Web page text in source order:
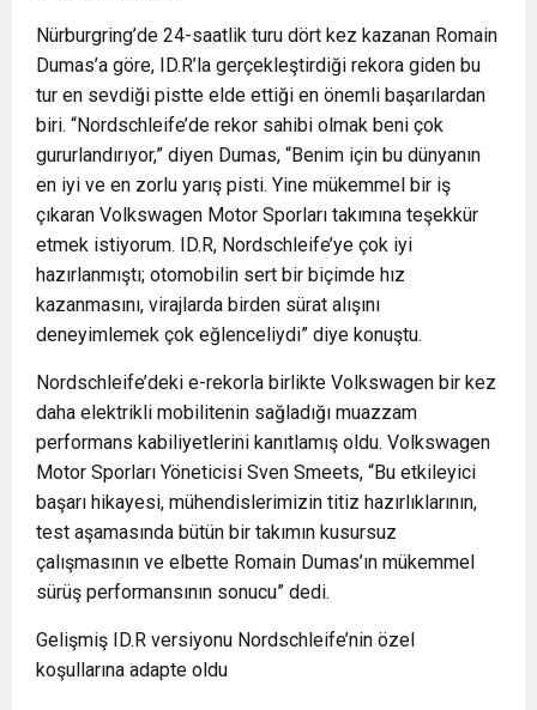
Nürburgring’de 24-saatlik turu dört kez kazanan Romain
Dumas’a göre, ID.R’la gerçekleştirdiği rekora giden bu
tur en sevdiği pistte elde ettiği en önemli başarılardan
biri. “Nordschleife’de rekor sahibi olmak beni çok
gururlandırıyor,” diyen Dumas, “Benim için bu dünyanın
en iyi ve en zorlu yarış pisti. Yine mükemmel bir iş
çıkaran Volkswagen Motor Sporları takımına teşekkür
etmek istiyorum. ID.R, Nordschleife’ye çok iyi
hazırlanmıştı; otomobilin sert bir biçimde hız
kazanmasını, virajlarda birden sürat alışını
deneyimlemek çok eğlenceliydi” diye konuştu.
Nordschleife’deki e-rekorla birlikte Volkswagen bir kez
daha elektrikli mobilitenin sağladığı muazzam
performans kabiliyetlerini kanıtlamış oldu. Volkswagen
Motor Sporları Yöneticisi Sven Smeets, “Bu etkileyici
başarı hikayesi, mühendislerimizin titiz hazırlıklarının,
test aşamasında bütün bir takımın kusursuz
çalışmasının ve elbette Romain Dumas’ın mükemmel
sürüş performansının sonucu” dedi.
Gelişmiş ID.R versiyonu Nordschleife’nin özel
koşullarına adapte oldu